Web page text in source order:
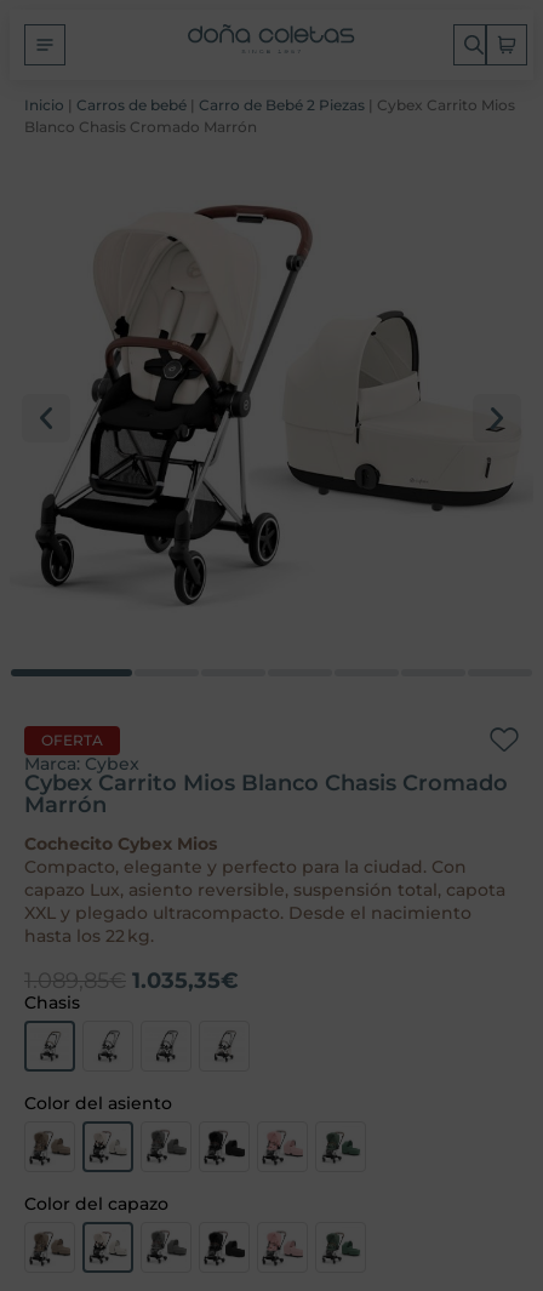
Inicio | Carros de bebé | Carro de Bebé 2 Piezas | Cybex Carrito Mios
Blanco Chasis Cromado Marrón
OFERTA
Marca: Cybex
Cybex Carrito Mios Blanco Chasis Cromado
Marrón
Cochecito Cybex Mios
Compacto, elegante y perfecto para la ciudad. Con
capazo Lux, asiento reversible, suspensión total, capota
XXL y plegado ultracompacto. Desde el nacimiento
hasta los 22 kg.
1.089,85€ 1.035,35€
Chasis
Color del asiento
Color del capazo